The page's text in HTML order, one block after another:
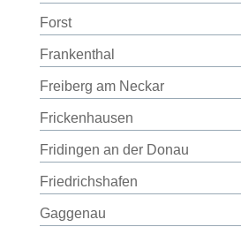
Forst
Frankenthal
Freiberg am Neckar
Frickenhausen
Fridingen an der Donau
Friedrichshafen
Gaggenau